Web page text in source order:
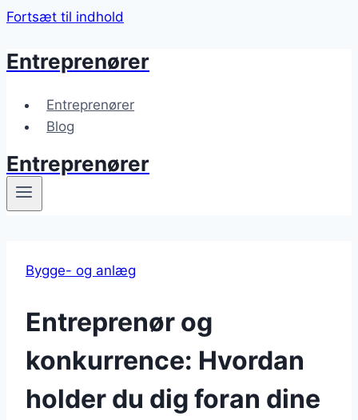
Fortsæt til indhold
Entreprenører
Entreprenører
Blog
Entreprenører
Bygge- og anlæg
Entreprenør og
konkurrence: Hvordan
holder du dig foran dine